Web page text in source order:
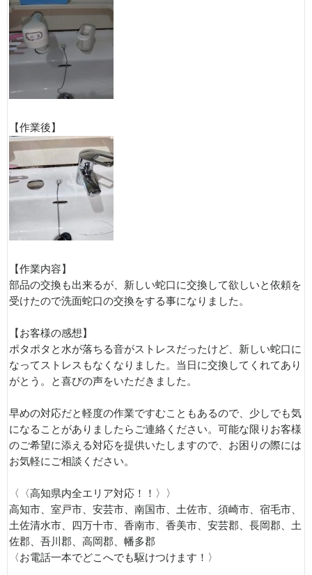
【作業後】
【作業内容】
部品の交換も出来るが、新しい蛇口に交換して欲しいと依頼を
受けたので洗面蛇口の交換をする事になりました。
【お客様の感想】
ポタポタと水が落ちる音がストレスだったけど、新しい蛇口に
なってストレスもなくなりました。当日に交換してくれてあり
がとう。と喜びの声をいただきました。
早めの対応だと軽度の作業ですむこともあるので、少しでも気
になることがありましたらご連絡ください。可能な限りお客様
のご希望に添える対応を提供いたしますので、お困りの際には
お気軽にご相談ください。
〈〈高知県内全エリア対応！！〉〉
高知市、室戸市、安芸市、南国市、土佐市、須崎市、宿毛市、
土佐清水市、四万十市、香南市、香美市、安芸郡、長岡郡、土
佐郡、吾川郡、高岡郡、幡多郡
〈お電話一本でどこへでも駆けつけます！〉